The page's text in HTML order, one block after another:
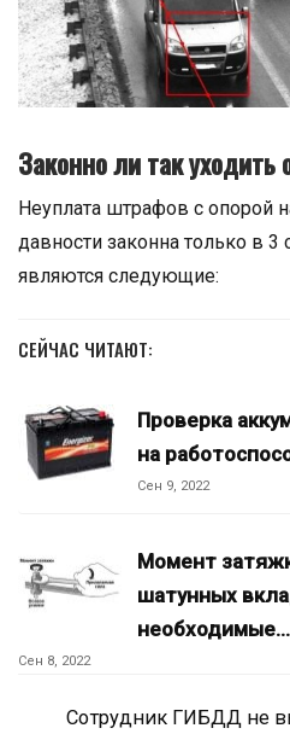
Законно ли так
Неуплата штрафов с опорой
давности законна только в 3
являются следующие:
СЕЙЧАС ЧИТАЮТ:
Проверка
на
Сен 9, 2022
Момент
шатунных
необходимые…
Сен 8, 2022
Сотрудник ГИБДД не